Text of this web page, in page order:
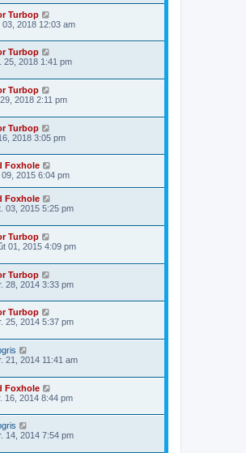
e
Turbop
03, 2018 12:03 am
Turbop
25, 2018 1:41 pm
Turbop
2018 2:11 pm
Turbop
2018 3:05 pm
Foxhole
09, 2015 6:04 pm
Foxhole
03, 2015 5:25 pm
Turbop
01, 2015 4:09 pm
Turbop
28, 2014 3:33 pm
Turbop
25, 2014 5:37 pm
21, 2014 11:41 am
Foxhole
16, 2014 8:44 pm
14, 2014 7:54 pm